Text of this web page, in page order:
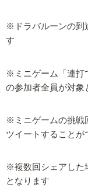
※ドラバルーンの到
す
※ミニゲーム「連打
の参加者全員が対象
※ミニゲームの挑戦
ツイートすることが
※複数回シェアした
となります